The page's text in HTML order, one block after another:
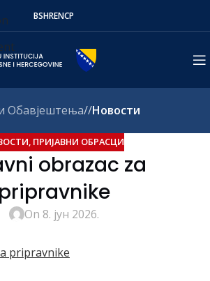
BSHRENСР
Обавјештења/ Новости
, ПРИЈАВНИ ОБРАСЦИ
obrazac za
pripravnike
On 8. јун 2026.
pripravnike